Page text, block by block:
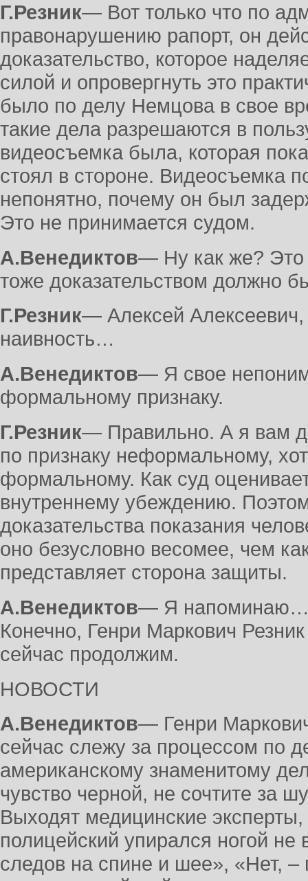
Г.Резник― Вот только что по
правонарушению рапорт, он
доказательство, которое
силой и опровергнуть это
было по делу Немцова в свое
такие дела разрешаются в
видеосъемка была, которая
стоял в стороне. Видеосъемка
непонятно, почему он был
Это не принимается судом.
А.Венедиктов― Ну как же? Это
тоже доказательством должно
Г.Резник― Алексей
наивность…
А.Венедиктов― Я свое
формальному признаку.
Г.Резник― Правильно. А я вам
по признаку неформальному,
формальному. Как суд
внутреннему убеждению.
доказательства показания
оно безусловно весомее, чем
представляет сторона защиты.
А.Венедиктов― Я напоминаю…
Конечно, Генри Маркович
сейчас продолжим.
НОВОСТИ
А.Венедиктов― Генри
сейчас слежу за процессом по
американскому знаменитому
чувство черной, не сочтите за
Выходят медицинские эксперты,
полицейский упирался ногой
следов на спине и шее», «Нет, –